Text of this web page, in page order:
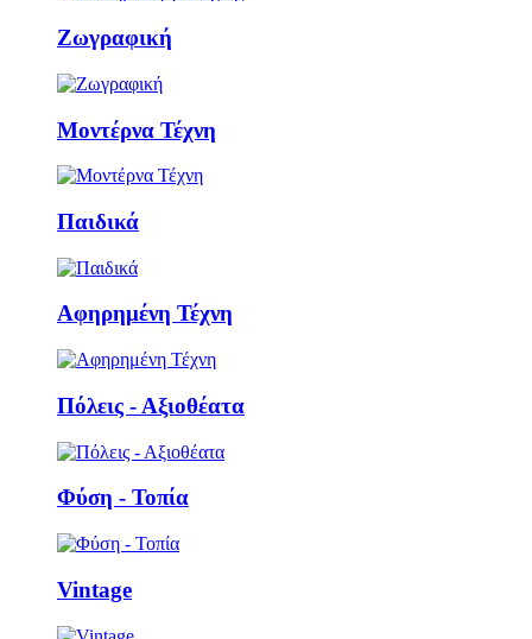
Ζωγραφική
Μοντέρνα Τέχνη
Παιδικά
Αφηρημένη Τέχνη
Πόλεις - Αξιοθέατα
Φύση - Τοπία
Vintage